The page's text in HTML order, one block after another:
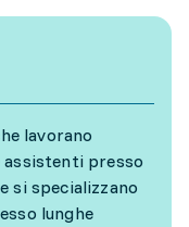
lavorano
assistenti presso
si specializzano
lunghe